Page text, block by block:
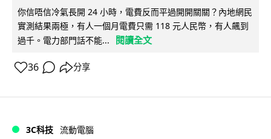
你信唔信冷氣長開 24 小時，電費反而平過開開關關？內地網民
實測結果兩極，有人一個月電費只需 118 元人民幣，有人飆到
過千。電力部門話不能...
閱讀全文
36 分享
3C科技 流動電腦